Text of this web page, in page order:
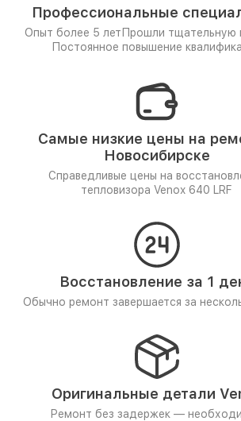
Профессиональные
Опыт более 5 лет Прошли тщательную
Постоянное повышение
Самые низкие цены на
Новосибирске
Справедливые цены на
тепловизора Venox 640 LRF
Восстановление за 1
Обычно ремонт завершается за
Оригинальные детали
Ремонт без задержек —